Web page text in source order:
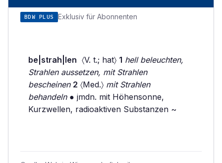
BDW PLUS Exklusiv für Abonnenten
be|strah|len 〈V. t.; hat〉 1 hell beleuchten,
Strahlen aussetzen, mit Strahlen
bescheinen 2 〈Med.〉 mit Strahlen
behandeln● jmdn. mit Höhensonne,
Kurzwellen, radioaktiven Substanzen ~